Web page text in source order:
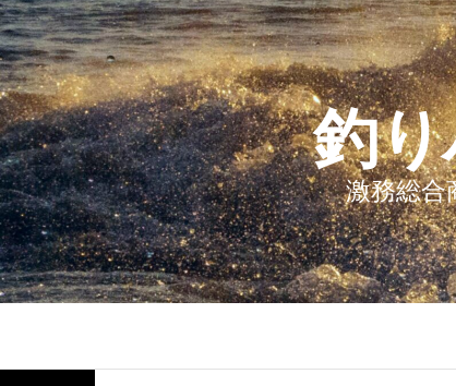
釣
激務総